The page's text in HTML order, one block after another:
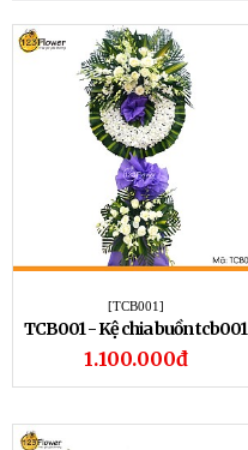
[TCB001]
TCB001 - Kệ chia buồn tcb001
1.100.000đ